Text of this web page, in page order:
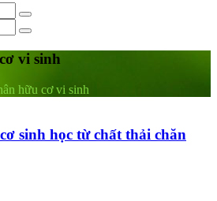
vi sinh
hữu cơ vi sinh
sinh học từ chất thải chăn